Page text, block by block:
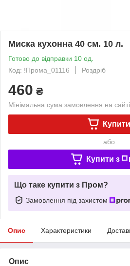
Миска кухонна 40 см. 10 л.
Готово до відправки 10 од.
Код: !Прома_01116
Роздріб
460 ₴
Мінімальна сума замовлення на
Купити
або
Купити з
Що таке купити з Пром?
Замовлення під захистом
Опис Характеристики
Опис